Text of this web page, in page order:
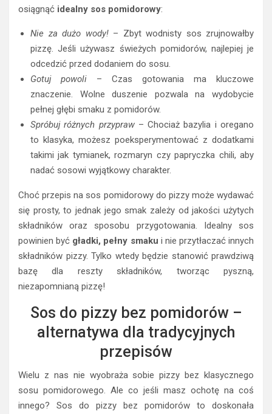
osiągnąć idealny sos pomidorowy:
Nie za dużo wody!– Zbyt wodnisty sos zrujnowałby
pizzę. Jeśli używasz świeżych pomidorów, najlepiej je
odcedzić przed dodaniem do sosu.
Gotuj powoli – Czas gotowania ma kluczowe
znaczenie. Wolne duszenie pozwala na wydobycie
pełnej głębi smaku z pomidorów.
Spróbuj różnych przypraw– Chociaż bazylia i oregano
to klasyka, możesz poeksperymentować z dodatkami
takimi jak tymianek, rozmaryn czy papryczka chili, aby
nadać sosowi wyjątkowy charakter.
Choć przepis na sos pomidorowy do pizzy może wydawać
się prosty, to jednak jego smak zależy od jakości użytych
składników oraz sposobu przygotowania. Idealny sos
powinien być gładki, pełny smaku i nie przytłaczać innych
składników pizzy. Tylko wtedy będzie stanowić prawdziwą
bazę dla reszty składników, tworząc pyszną,
niezapomnianą pizzę!
Sos do pizzy bez pomidorów –
alternatywa dla tradycyjnych
przepisów
Wielu z nas nie wyobraża sobie pizzy bez klasycznego
sosu pomidorowego. Ale co jeśli masz ochotę na coś
innego? Sos do pizzy bez pomidorów to doskonała